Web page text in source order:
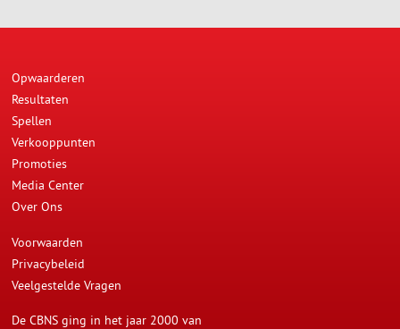
Opwaarderen
Resultaten
Spellen
Verkooppunten
Promoties
Media Center
Over Ons
Voorwaarden
Privacybeleid
Veelgestelde Vragen
De CBNS ging in het jaar 2000 van